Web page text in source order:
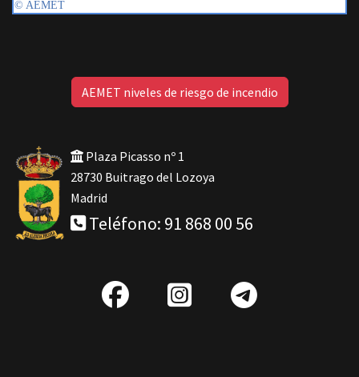
AEMET niveles de riesgo de incendio
Plaza Picasso nº 1
28730 Buitrago del Lozoya
Madrid
Teléfono: 91 868 00 56
fab
IG